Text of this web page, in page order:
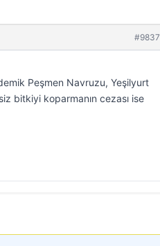
#9837
Peşmen Navruzu, Yeşilyurt
bitkiyi koparmanın cezası ise